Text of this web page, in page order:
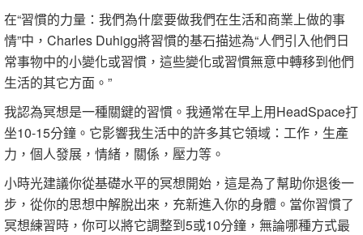
在“習慣的力量：我們為什麼要做我們在生活和商業上做的事
情”中，Charles Duhigg將習慣的基石描述為“人們引入他們日
常事物中的小變化或習慣，這些變化或習慣無意中轉移到他們
生活的其它方面。”
我認為冥想是一種關鍵的習慣。我通常在早上用HeadSpace打
坐10-15分鐘。它影響我生活中的許多其它領域：工作，生產
力，個人發展，情緒，關係，壓力等。
小時光建議你從基礎水平的冥想開始，這是為了幫助你退後一
步，從你的思想中解脫出來，充新進入你的身體。當你習慣了
冥想練習時，你可以將它調整到5或10分鐘，無論哪種方式最